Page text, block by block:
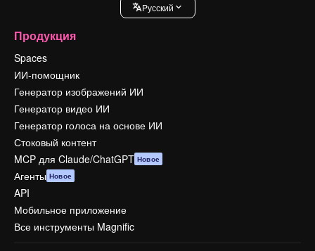
Pусский
Продукция
Spaces
ИИ-помощник
Генератор изображений ИИ
Генератор видео ИИ
Генератор голоса на основе ИИ
Стоковый контент
MCP для Claude/ChatGPT Новое
Агенты Новое
API
Мобильное приложение
Все инструменты Magnific